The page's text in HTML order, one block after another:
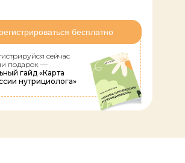
сейчас
подарок —
гайд «Карта
нутрициолога»
бесплатно